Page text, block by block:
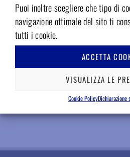
Puoi inoltre scegliere che tipo di
navigazione ottimale del sito ti
tutti i cookie.
ACCETTA
VISUALIZZA LE
Cookie PolicyDichiarazione
nero
Disponibile su richiesta
Accedi per il prezzo
Aggiungere ai preferiti
nero